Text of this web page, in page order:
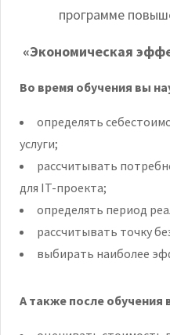
программе
«Экономическая
Во время обучения вы
определять
услуги;
рассчитывать
для IT-проекта;
определять период
рассчитывать точку
выбирать наиболее
А также после обучения